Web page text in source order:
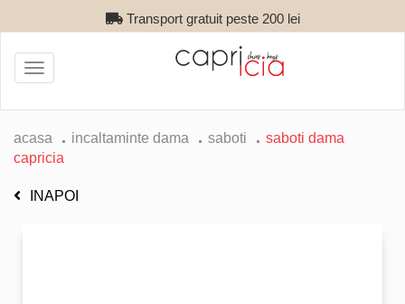
Transport gratuit peste 200 lei
Toggle
navigation
acasa incaltaminte dama saboti
saboti dama
capricia
INAPOI